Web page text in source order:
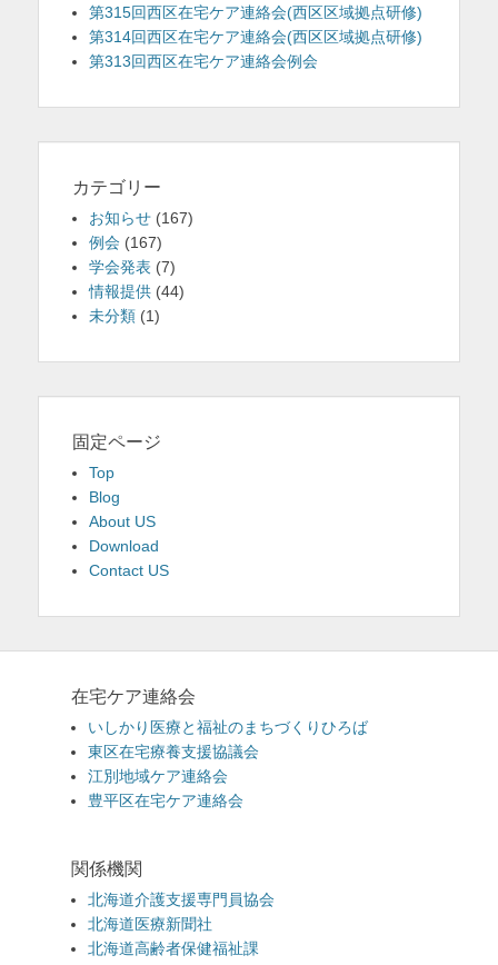
第315回西区在宅ケア連絡会(西区区域拠点研修)
第314回西区在宅ケア連絡会(西区区域拠点研修)
第313回西区在宅ケア連絡会例会
カテゴリー
お知らせ (167)
例会 (167)
学会発表 (7)
情報提供 (44)
未分類 (1)
固定ページ
Top
Blog
About US
Download
Contact US
在宅ケア連絡会
いしかり医療と福祉のまちづくりひろば
東区在宅療養支援協議会
江別地域ケア連絡会
豊平区在宅ケア連絡会
関係機関
北海道介護支援専門員協会
北海道医療新聞社
北海道高齢者保健福祉課